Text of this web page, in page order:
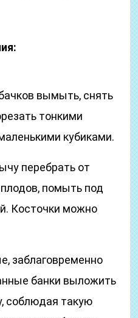
вымыть, снять
тонкими
кубиками.
перебрать от
помыть под
Косточки можно
заблаговременно
банки выложить
соблюдая такую